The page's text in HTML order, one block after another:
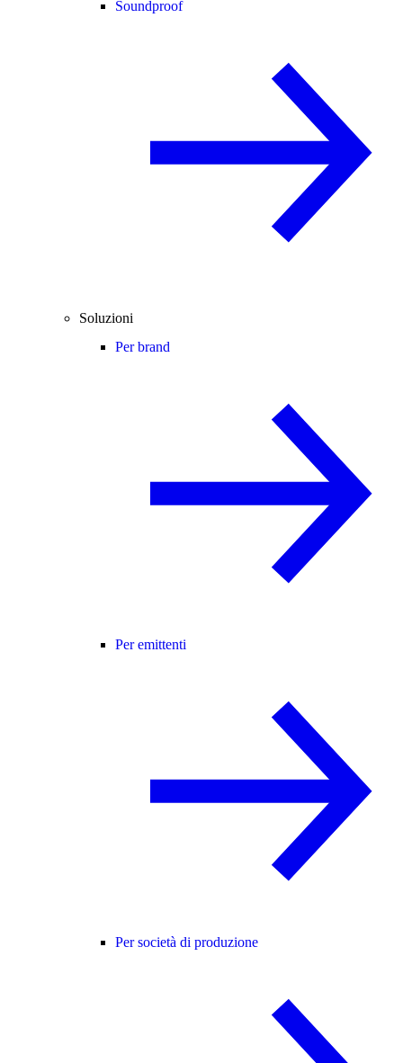
Soundproof
Soluzioni
Per brand
Per emittenti
Per società di produzione